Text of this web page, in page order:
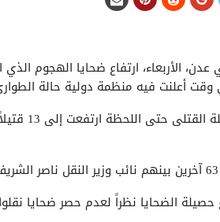
الأربعاء، ارتفاع ضحايا الهجوم
أعلنت فيه منظمة دولية حالة الطوارئ
وقالت
حصيلة الضحايا نظراً لعدم حصر ضحايا